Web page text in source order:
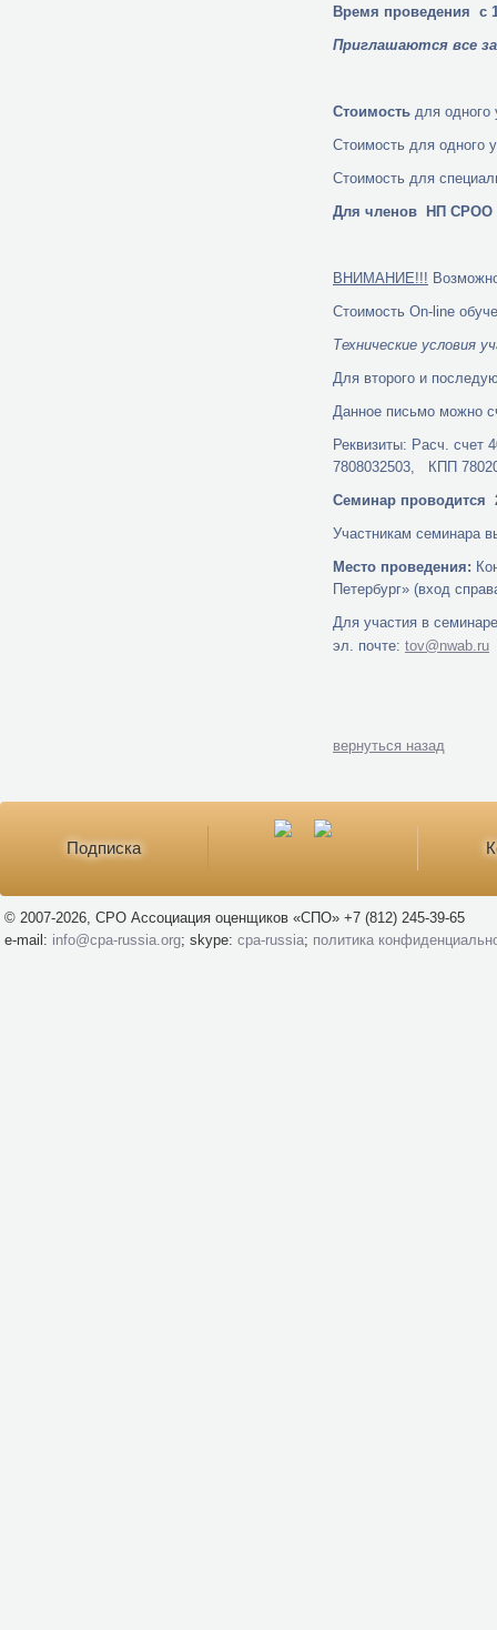
Время проведения с
Приглашаются все
Стоимость для
Стоимость для одного
Стоимость для
Для членов НП СРОО
ВНИМАНИЕ!!!
Стоимость On-line
Технические условия
Для второго и
Данное письмо можно
Реквизиты: Расч.
7808032503, КПП
Семинар проводится
Участникам семинара
Место проведения:
Петербург» (вход
Для участия в
эл. почте: tov@nwab.ru
вернуться назад
Подписка
© 2007-2026, СРО Ассоциация оценщиков «СПО» +7 (812) 245-39-65
e-mail: info@cpa-russia.org; skype: cpa-russia; политика